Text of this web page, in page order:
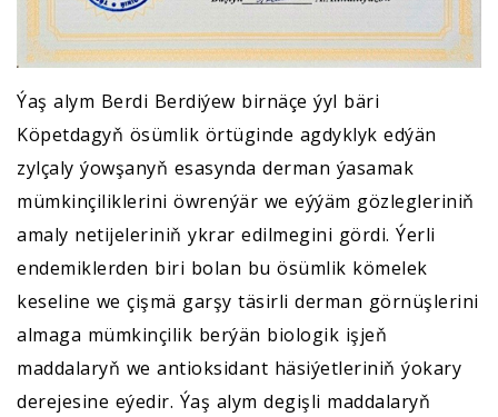
Ýaş alym Berdi Berdiýew birnäçe ýyl bäri
Köpetdagyň ösümlik örtüginde agdyklyk edýän
zylçaly ýowşanyň esasynda derman ýasamak
mümkinçiliklerini öwrenýär we eýýäm gözlegleriniň
amaly netijeleriniň ykrar edilmegini gördi. Ýerli
endemiklerden biri bolan bu ösümlik kömelek
keseline we çişmä garşy täsirli derman görnüşlerini
almaga mümkinçilik berýän biologik işjeň
maddalaryň we antioksidant häsiýetleriniň ýokary
derejesine eýedir. Ýaş alym degişli maddalaryň